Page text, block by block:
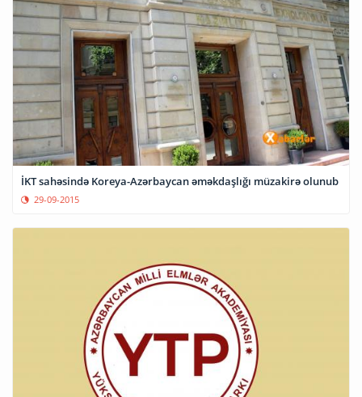
İKT sahəsində Koreya-Azərbaycan əməkdaşlığı müzakirə olunub
29-09-2015